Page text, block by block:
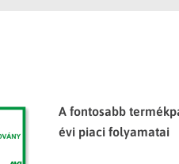
A fontosabb
évi piaci folyamatai